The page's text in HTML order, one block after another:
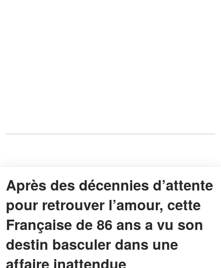
Après des décennies d’attente
pour retrouver l’amour, cette
Française de 86 ans a vu son
destin basculer dans une
affaire inattendue